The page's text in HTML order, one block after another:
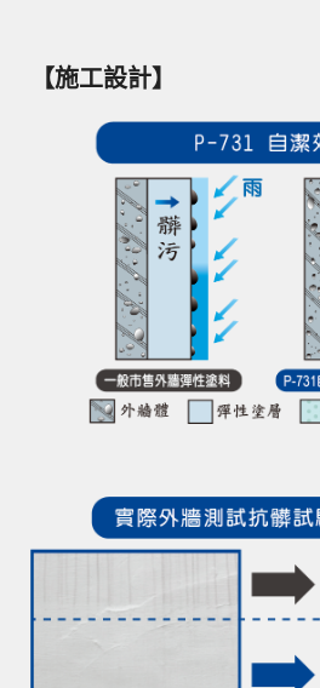
【施工設計】